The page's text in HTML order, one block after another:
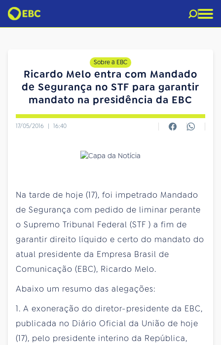
Sobre a EBC
Ricardo Melo entra com Mandado
de Segurança no STF para garantir
mandato na presidência da EBC
17/05/2016 | 16:40
Na tarde de hoje (17), foi impetrado Mandado
de Segurança com pedido de liminar perante
o Supremo Tribunal Federal (STF ) a fim de
garantir direito líquido e certo do mandato do
atual presidente da Empresa Brasil de
Comunicação (EBC), Ricardo Melo.
Abaixo um resumo das alegações:
1. A exoneração do diretor-presidente da EBC,
publicada no Diário Oficial da União de hoje
(17), pelo presidente interino da República,